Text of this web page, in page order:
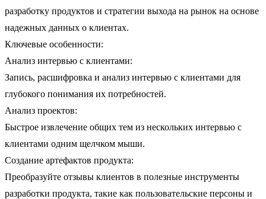
разработку продуктов и стратегии выхода на рынок на основе
надежных данных о клиентах.
Ключевые особенности:
Анализ интервью с клиентами:
Запись, расшифровка и анализ интервью с клиентами для
глубокого понимания их потребностей.
Анализ проектов:
Быстрое извлечение общих тем из нескольких интервью с
клиентами одним щелчком мыши.
Создание артефактов продукта:
Преобразуйте отзывы клиентов в полезные инструменты
разработки продукта, такие как пользовательские персоны и